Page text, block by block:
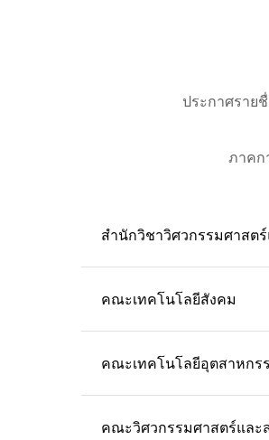
ประกาศราย
ภาคก
สำนักวิชาวิศวกรรมศาสต
คณะเทคโนโลยีสังคม
คณะเทคโนโลยีอุตสาหกร
คณะวิศวกรรมศาสตร์และ